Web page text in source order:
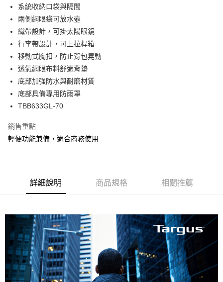
1.分期款項不併入電信帳單，「大哥付你分期」於每月結算日後寄送繳費提
2.透過簡訊連結打開帳單後，可選擇「超商條碼／台灣大直營門市／銀行轉
帳／街口支付／iPASS MONEY」等通路繳費。
【注意事項】
1.本服務係由「台灣大哥大股份有限公司」（以下簡稱本公司）所提供，讓
用戶於交易時，得透過本服務購買商品或服務，並由商店將買賣／分期付款
2.基於同意付款使用「大哥付你分期」之契約關係目的，商店將以您的個人
資料（包含姓名、電話或地址）提供予台灣大哥大進項蒐集、處理及利用，
由本公司與您本人進行分期帳單所需資料之確認、核對及更正。
每筆NT$100，滿NT$1,500(含以上)免運費
付款後門市自取
免運費
貨到付款
每筆NT$80，滿NT$1,000(含以上)免運費
系統收納口袋與隔間
兩側網眼袋可放水壺
織帶設計，可掛太陽眼鏡
行李帶設計，可上拉桿箱
移動式胸扣，防止背包晃動
透氣網眼布料舒適背墊
底部加強防水與耐磨材質
底部具備專用防雨罩
TBB633GL-70
銷售重點
輕便功能兼備，適合商務使用
詳細說明 商品規格 相關推薦